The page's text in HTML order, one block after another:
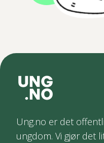
Ung.no er det
ungdom. Vi gjør det